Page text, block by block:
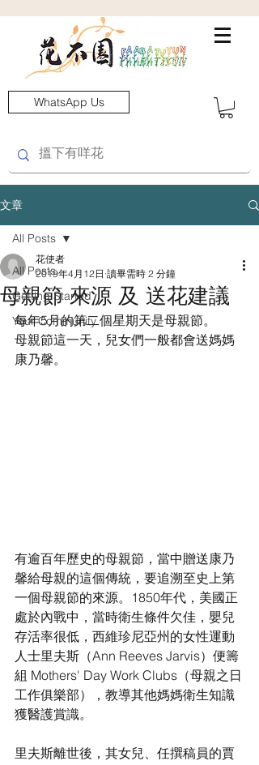
WhatsApp Us
文章
All Posts
Getting Started
Your Community
All Posts
母親節 來源 及 送花建議
花使者
2019年4月12日 讀畢需時 2 分鐘
每年5月的第二個星期天是母親節。
母親節這一天，兒女們一般都會送媽媽
康乃馨。
有逾百年歷史的母親節，當中贈送康乃
馨給母親的這個傳統，要追溯至史上第
一個母親節的來源。1850年代，美國正
處於內戰中，當時衛生條件欠佳，嬰兒
存活率很低，西維珍尼亞州的女性運動
人士里夫斯（Ann Reeves Jarvis）便籌
組 Mothers' Day Work Clubs（母親之日
工作俱樂部），教導其他媽媽衛生知識
獲醫護賞識。
里夫斯離世後，其女兒、任撰稿員的賈